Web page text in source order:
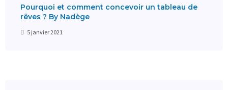
Pourquoi et comment concevoir un tableau de
rêves ? By Nadège
5 janvier 2021